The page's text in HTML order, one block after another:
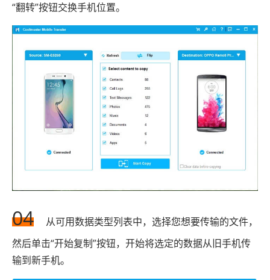
“翻转”按钮交换手机位置。
04
从可用数据类型列表中，选择您想要传输的文件，
然后单击“开始复制”按钮，开始将选定的数据从旧手机传
输到新手机。